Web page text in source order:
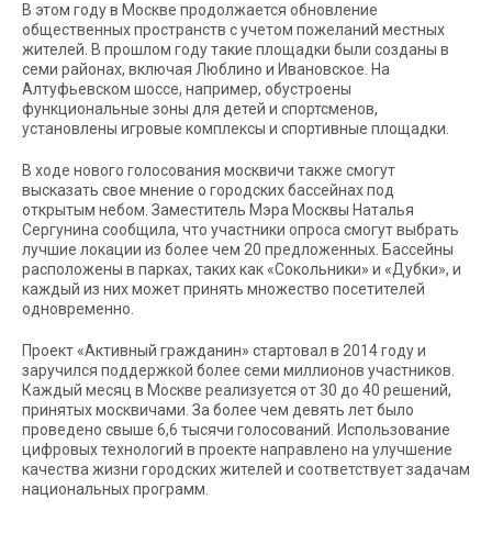
В этом году в Москве продолжается обновление
общественных пространств с учетом пожеланий местных
жителей. В прошлом году такие площадки были созданы в
семи районах, включая Люблино и Ивановское. На
Алтуфьевском шоссе, например, обустроены
функциональные зоны для детей и спортсменов,
установлены игровые комплексы и спортивные площадки.
В ходе нового голосования москвичи также смогут
высказать свое мнение о городских бассейнах под
открытым небом. Заместитель Мэра Москвы Наталья
Сергунина сообщила, что участники опроса смогут выбрать
лучшие локации из более чем 20 предложенных. Бассейны
расположены в парках, таких как «Сокольники» и «Дубки», и
каждый из них может принять множество посетителей
одновременно.
Проект «Активный гражданин» стартовал в 2014 году и
заручился поддержкой более семи миллионов участников.
Каждый месяц в Москве реализуется от 30 до 40 решений,
принятых москвичами. За более чем девять лет было
проведено свыше 6,6 тысячи голосований. Использование
цифровых технологий в проекте направлено на улучшение
качества жизни городских жителей и соответствует задачам
национальных программ.